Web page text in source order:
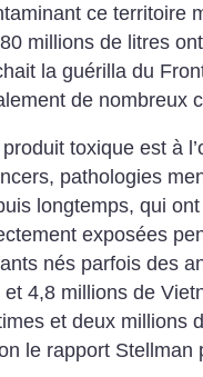
ce territoire
millions de litres
la guérilla du
de nombreux
toxique est à
pathologies
longtemps, qui
exposées
nés parfois des
et 4,8 millions de
et deux millions
le rapport Stellman